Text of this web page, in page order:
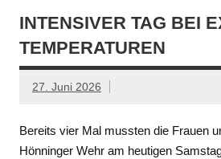
INTENSIVER TAG BEI
TEMPERATUREN
27. Juni 2026
Bereits vier Mal mussten die Frauen
Hönninger Wehr am heutigen